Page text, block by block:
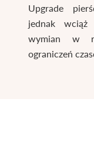
Upgrade
jednak wciąż
wymian w
ograniczeń